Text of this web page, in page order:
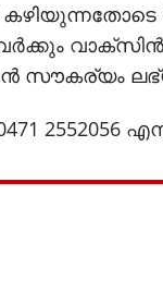
സൗകര്യം
2552056